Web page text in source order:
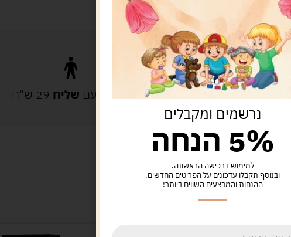
משלוח עם שליח 29 ש"ח
מוצרים קשורים
נרשמים ומקבלים
5% הנחה
למימוש ברכישה הראשונה.
ובנוסף תקבלו עדכונים על הפריטים החדשים,
ההנחות והמבצעים השווים ביותר!